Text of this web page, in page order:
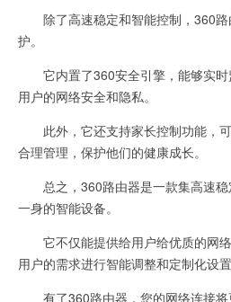
除了高速稳定和智能控制，360路
护。
它内置了360安全引擎，能够实时
用户的网络安全和隐私。
此外，它还支持家长控制功能，
合理管理，保护他们的健康成长。
总之，360路由器是一款集高速稳
一身的智能设备。
它不仅能提供给用户给优质的网
用户的需求进行智能调整和定制化设置
有了360路由器，您的网络连接将